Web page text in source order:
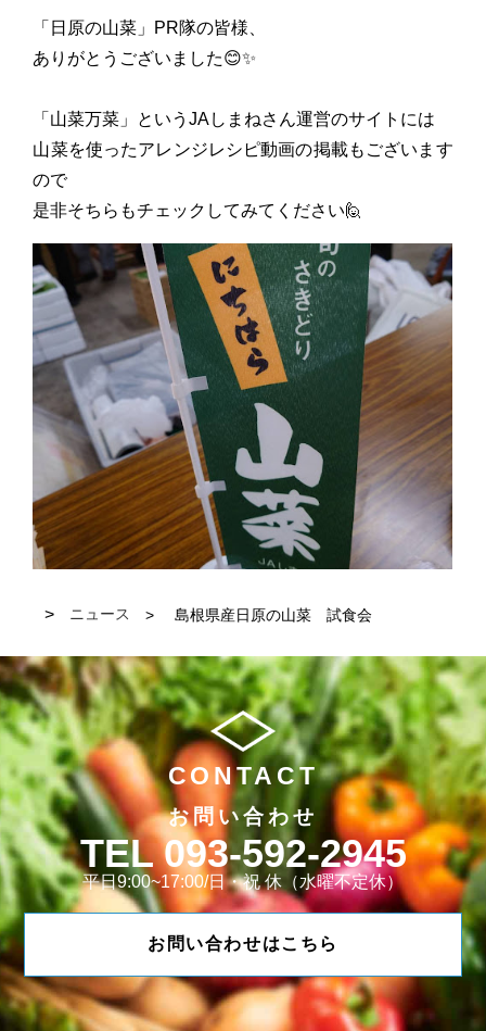
「日原の山菜」PR隊の皆様、
ありがとうございました😊✨
「山菜万菜」というJAしまねさん運営のサイトには
山菜を使ったアレンジレシピ動画の掲載もございます
ので
是非そちらもチェックしてみてください🙋
ニュース 島根県産日原の山菜 試食会
CONTACT
お問い合わせ
093-592-2945
平日9:00~17:00/日・祝 休（水曜不定休）
お問い合わせはこちら